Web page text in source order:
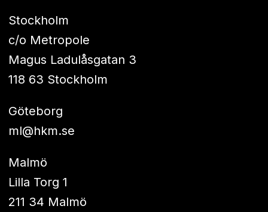
Stockholm
c/o Metropole
Magus Ladulåsgatan 3
118 63 Stockholm
Göteborg
ml@hkm.se
Malmö
Lilla Torg 1
211 34 Malmö